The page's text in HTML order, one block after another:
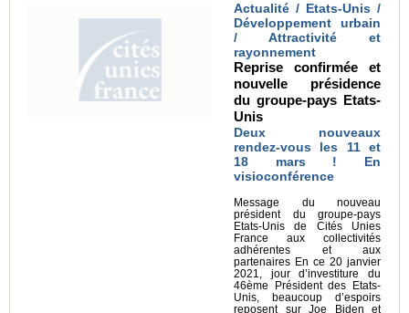
Actualité / Etats-Unis /
Développement urbain
/ Attractivité et
rayonnement
Reprise confirmée et
nouvelle présidence
du groupe-pays Etats-
Unis
Deux nouveaux
rendez-vous les 11 et
18 mars ! En
visioconférence
Message du nouveau
président du groupe-pays
Etats-Unis de Cités Unies
France aux collectivités
adhérentes et aux
partenaires En ce 20 janvier
2021, jour d’investiture du
46ème Président des Etats-
Unis, beaucoup d’espoirs
reposent sur Joe Biden et